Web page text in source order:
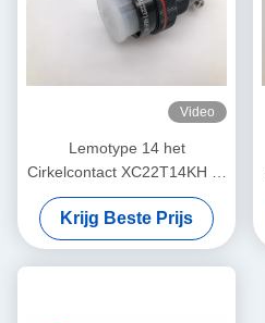
Video
Lemotype 14 het
Cirkelcontact XC22T14KH W
van het de
Elektroschakelaarssoldeersel
van de Speldkabel
Krijg Beste Prijs